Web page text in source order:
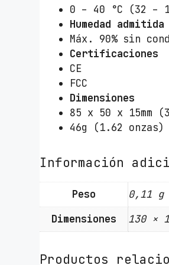
0 – 40 °C (32 –
Humedad admitida
Máx. 90% sin
Certificaciones
CE
FCC
Dimensiones
85 x 50 x 15mm
46g (1.62 onzas)
Información
Peso
0,11 g
Dimensiones
130 ×
Productos